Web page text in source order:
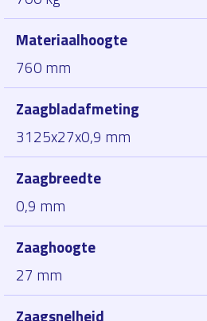
Materiaalhoogte
760 mm
Zaagbladafmeting
3125x27x0,9 mm
Zaagbreedte
0,9 mm
Zaaghoogte
27 mm